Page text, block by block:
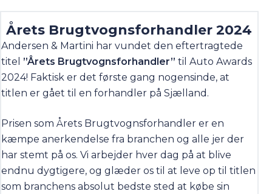
Årets Brugtvognsforhandler 2024
Andersen & Martini har vundet den eftertragtede
titel ”Årets Brugtvognsforhandler” til Auto Awards
2024! Faktisk er det første gang nogensinde, at
titlen er gået til en forhandler på Sjælland.
Prisen som Årets Brugtvognsforhandler er en
kæmpe anerkendelse fra branchen og alle jer der
har stemt på os. Vi arbejder hver dag på at blive
endnu dygtigere, og glæder os til at leve op til titlen
som branchens absolut bedste sted at købe sin